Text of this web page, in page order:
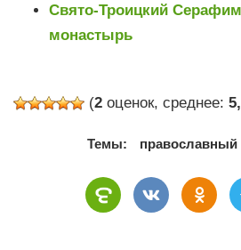
Свято-Троицкий
монастырь
(2 оценок, среднее:
Темы: православный